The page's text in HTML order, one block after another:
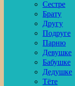
Сестре
Брату
Другу
Подруге
Парню
Девушке
Бабушке
Дедушке
Тёте